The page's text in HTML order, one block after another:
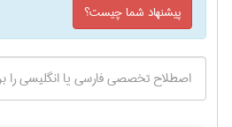
پیشنهاد شما چیست؟